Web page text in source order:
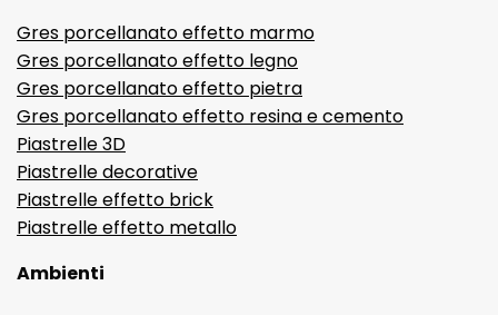
Gres porcellanato effetto marmo
Gres porcellanato effetto legno
Gres porcellanato effetto pietra
Gres porcellanato effetto resina e cemento
Piastrelle 3D
Piastrelle decorative
Piastrelle effetto brick
Piastrelle effetto metallo
Ambienti